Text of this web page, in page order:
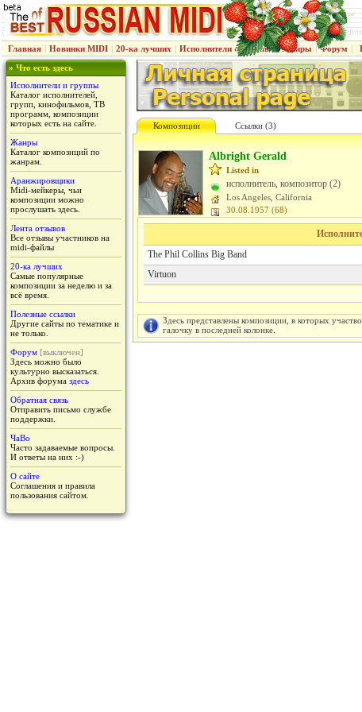
Главная | Новинки MIDI | 20-ка лучших | Исполнители & группы | Жанры | Форум |
» Что есть здесь
Исполнители и группы
Каталог исполнителей,
групп, кинофильмов, ТВ
программ, композиции
которых есть на сайте.
Жанры
Каталог композиций по
жанрам.
Аранжировщики
Midi-мейкеры, чьи
композиции можно
прослушать здесь.
Лента отзывов
Все отзывы участников на
midi-файлы
20-ка лучших
Самые популярные
композиции за неделю и за
всё время.
Полезные ссылки
Другие сайты по тематике и
не только.
Форум [выключен]
Здесь можно было
культурно высказаться.
Архив форума здесь
Обратная связь
Отправить письмо службе
поддержки.
ЧаВо
Часто задаваемые вопросы.
И ответы на них :-)
О сайте
Соглашения и правила
пользования сайтом.
Композиции Cсылки (3)
Albright Gerald
Listed in
исполнитель, композитор (2)
Los Angeles, California
30.08.1957 (68)
The Phil Collins Big Band
Virtuon
Здесь представлены композиции, в которых
галочку в последней колонке.